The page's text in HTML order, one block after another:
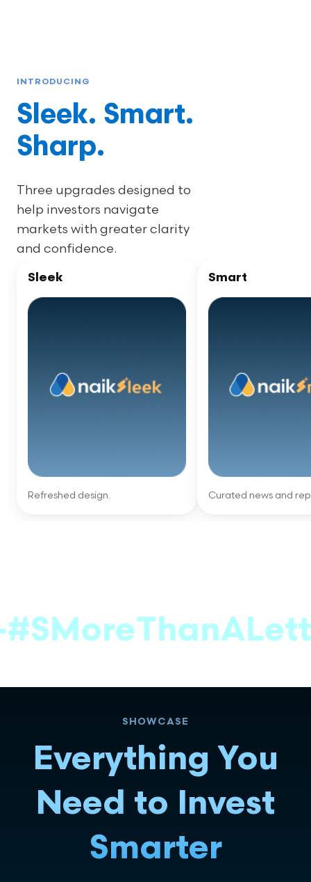
INTRODUCING
Sleek. Smart.
Sharp.
Three upgrades designed to
help investors navigate
markets with greater clarity
and confidence.
Sleek
Refreshed design.
Smart
Curated news and
-
SHOWCASE
Everything You
Need to Invest
Smarter